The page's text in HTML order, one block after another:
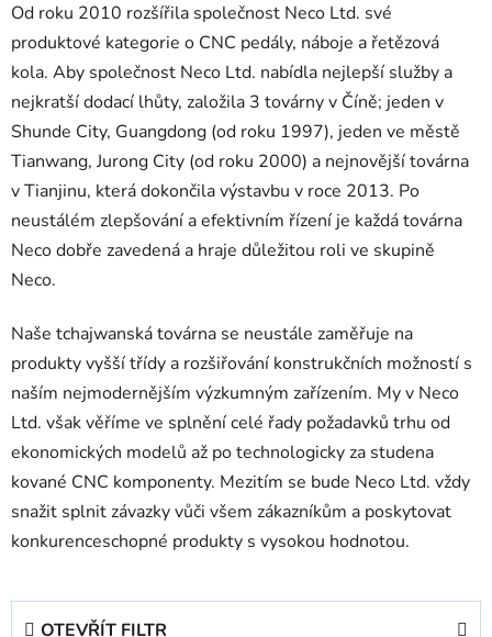
Od roku 2010 rozšířila společnost Neco Ltd. své
produktové kategorie o CNC pedály, náboje a řetězová
kola. Aby společnost Neco Ltd. nabídla nejlepší služby a
nejkratší dodací lhůty, založila 3 továrny v Číně; jeden v
Shunde City, Guangdong (od roku 1997), jeden ve městě
Tianwang, Jurong City (od roku 2000) a nejnovější továrna
v Tianjinu, která dokončila výstavbu v roce 2013. Po
neustálém zlepšování a efektivním řízení je každá továrna
Neco dobře zavedená a hraje důležitou roli ve skupině
Neco.
Naše tchajwanská továrna se neustále zaměřuje na
produkty vyšší třídy a rozšiřování konstrukčních možností s
naším nejmodernějším výzkumným zařízením. My v Neco
Ltd. však věříme ve splnění celé řady požadavků trhu od
ekonomických modelů až po technologicky za studena
kované CNC komponenty. Mezitím se bude Neco Ltd. vždy
snažit splnit závazky vůči všem zákazníkům a poskytovat
konkurenceschopné produkty s vysokou hodnotou.
OTEVŘÍT FILTR